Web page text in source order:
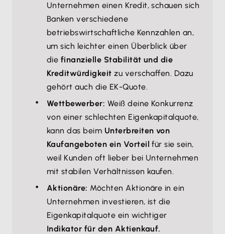
Unternehmen einen Kredit, schauen sich
Banken verschiedene
betriebswirtschaftliche Kennzahlen an,
um sich leichter einen Überblick über
die finanzielle Stabilität und die
Kreditwürdigkeit zu verschaffen. Dazu
gehört auch die EK-Quote.
Wettbewerber: Weiß deine Konkurrenz
von einer schlechten Eigenkapitalquote,
kann das beim Unterbreiten von
Kaufangeboten ein Vorteil für sie sein,
weil Kunden oft lieber bei Unternehmen
mit stabilen Verhältnissen kaufen.
Aktionäre: Möchten Aktionäre in ein
Unternehmen investieren, ist die
Eigenkapitalquote ein wichtiger
Indikator für den Aktienkauf.